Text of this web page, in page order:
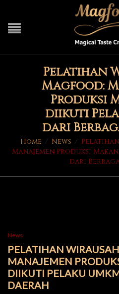
Pelatihan
Magfood:
Produksi
diikuti
dari
Home / News /
Manajemen Produksi
dari
News
PELATIHAN
MANAJEMEN
DIIKUTI PELAKU
DAERAH